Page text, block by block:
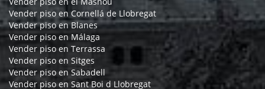
Vender piso en Cornellá de Llobregat
Vender piso en Blanes
Vender piso en Málaga
Vender piso en Terrassa
Vender piso en Sitges
Vender piso en Sabadell
Vender piso en Sant Boi d Llobregat